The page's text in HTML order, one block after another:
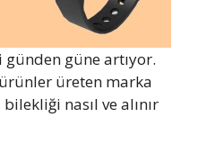
güne artıyor.
üreten marka
bilekliği nasıl ve alınır